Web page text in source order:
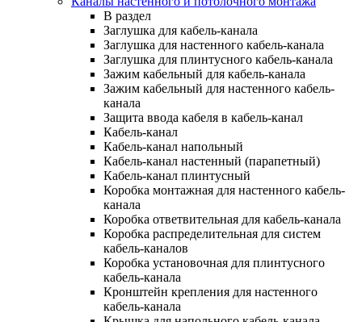
В раздел
Заглушка для кабель-канала
Заглушка для настенного кабель-канала
Заглушка для плинтусного кабель-канала
Зажим кабельный для кабель-канала
Зажим кабельный для настенного кабель-
канала
Защита ввода кабеля в кабель-канал
Кабель-канал
Кабель-канал напольный
Кабель-канал настенный (парапетный)
Кабель-канал плинтусный
Коробка монтажная для настенного кабель-
канала
Коробка ответвительная для кабель-канала
Коробка распределительная для систем
кабель-каналов
Коробка установочная для плинтусного
кабель-канала
Кронштейн крепления для настенного
кабель-канала